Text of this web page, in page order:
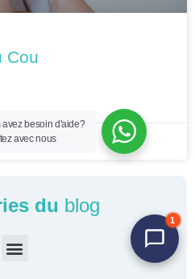
Cou
du blog
avez besoin d'aide?
avec nous
1